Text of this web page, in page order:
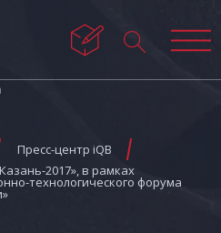
Пресс-центр iQB
2017», в рамках
технологического форума